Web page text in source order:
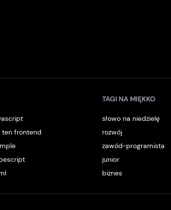
ten frontend
TAGI NA MIĘKKO
słowo na niedzielę
rozwój
zawód-programista
junior
biznes